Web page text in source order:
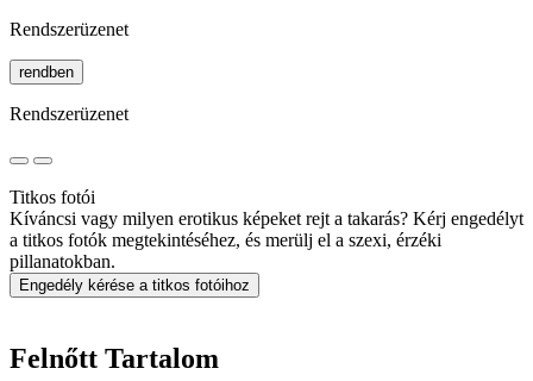
Rendszerüzenet
rendben
Rendszerüzenet
Titkos fotói
Kíváncsi vagy milyen erotikus képeket rejt a takarás? Kérj engedélyt
a titkos fotók megtekintéséhez, és merülj el a szexi, érzéki
pillanatokban.
Engedély kérése a titkos fotóihoz
Felnőtt Tartalom